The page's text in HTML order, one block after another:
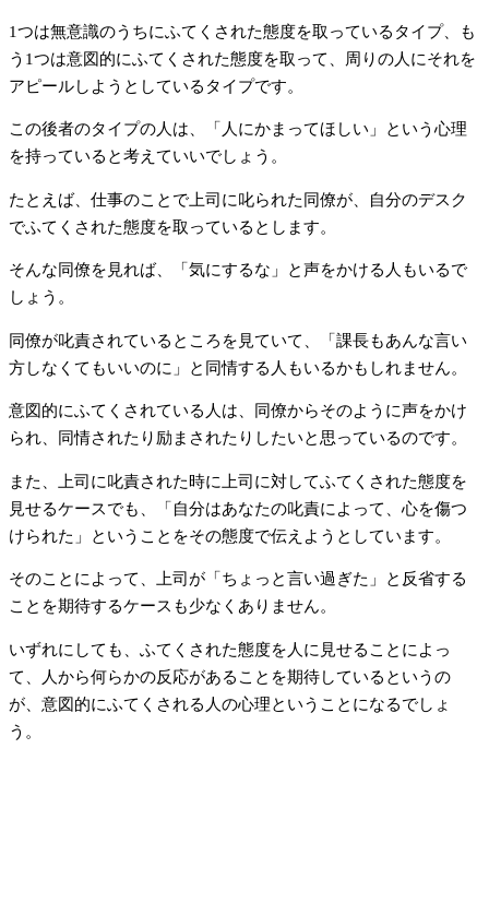
1つは無意識のうちにふてくされた態度を取っているタイプ、も
う1つは意図的にふてくされた態度を取って、周りの人にそれを
アピールしようとしているタイプです。
この後者のタイプの人は、「人にかまってほしい」という心理
を持っていると考えていいでしょう。
たとえば、仕事のことで上司に叱られた同僚が、自分のデスク
でふてくされた態度を取っているとします。
そんな同僚を見れば、「気にするな」と声をかける人もいるで
しょう。
同僚が叱責されているところを見ていて、「課長もあんな言い
方しなくてもいいのに」と同情する人もいるかもしれません。
意図的にふてくされている人は、同僚からそのように声をかけ
られ、同情されたり励まされたりしたいと思っているのです。
また、上司に叱責された時に上司に対してふてくされた態度を
見せるケースでも、「自分はあなたの叱責によって、心を傷つ
けられた」ということをその態度で伝えようとしています。
そのことによって、上司が「ちょっと言い過ぎた」と反省する
ことを期待するケースも少なくありません。
いずれにしても、ふてくされた態度を人に見せることによっ
て、人から何らかの反応があることを期待しているというの
が、意図的にふてくされる人の心理ということになるでしょ
う。